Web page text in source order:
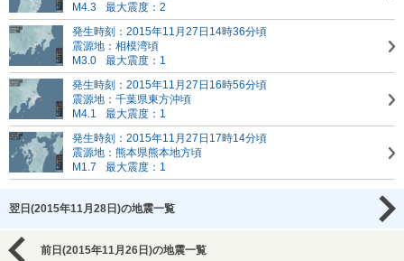
M4.3
最大震度：2
発生時刻：2015年11月27日14時36分頃
震源地：相模湾頃
M3.0
最大震度：1
発生時刻：2015年11月27日16時56分頃
震源地：千葉県東方沖頃
M4.1
最大震度：1
発生時刻：2015年11月27日17時14分頃
震源地：熊本県熊本地方頃
M1.7
最大震度：1
翌日(2015年11月28日)の地震一覧
前日(2015年11月26日)の地震一覧